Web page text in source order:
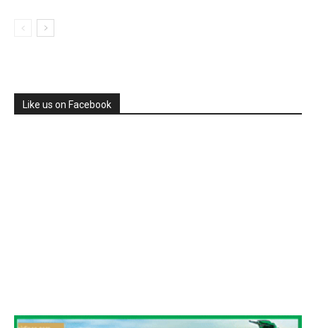
Like us on Facebook